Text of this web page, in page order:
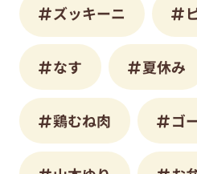
ズッキーニ
なす 夏休み
鶏むね肉 ゴ